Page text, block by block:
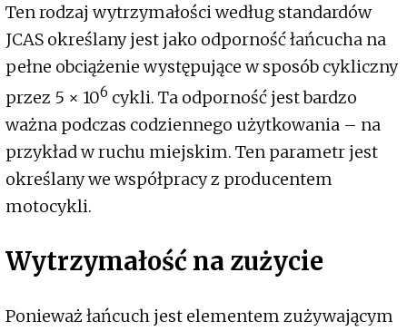
Ten rodzaj wytrzymałości według standardów
JCAS określany jest jako odporność łańcucha na
pełne obciążenie występujące w sposób cykliczny
przez 5 × 106 cykli. Ta odporność jest bardzo
ważna podczas codziennego użytkowania – na
przykład w ruchu miejskim. Ten parametr jest
określany we współpracy z producentem
motocykli.
Wytrzymałość na zużycie
Ponieważ łańcuch jest elementem zużywającym